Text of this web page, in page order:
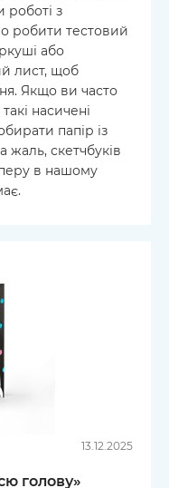
з
робити тестовий
або
лист, щоб
Якщо ви часто
насичені
папір із
жаль, скетчбуків
в нашому
13.12.2025
голову»